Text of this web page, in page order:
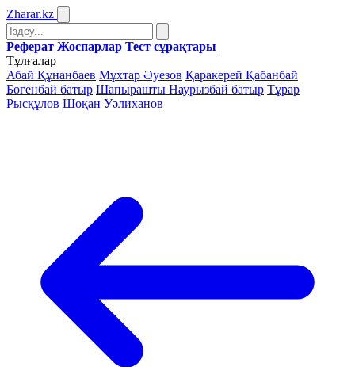
Zharar.kz
Реферат Жоспарлар Тест сұрақтары
Тұлғалар
Абай Құнанбаев Мұхтар Әуезов Қаракерей Қабанбай
Бөгенбай батыр Шапырашты Наурызбай батыр Тұрар
Рысқұлов Шоқан Уәлиханов